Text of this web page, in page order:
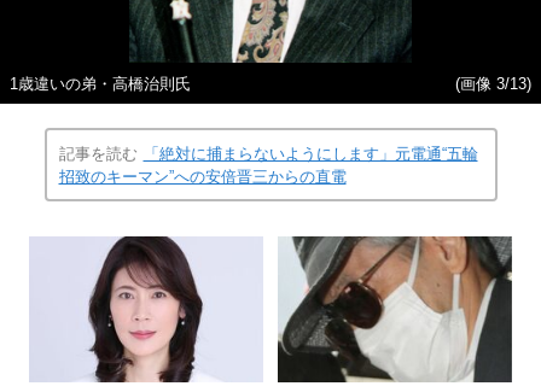
1歳違いの弟・高橋治則氏 (画像 3/13)
記事を読む
「絶対に捕まらないようにします」元電通“五輪
招致のキーマン”への安倍晋三からの直電